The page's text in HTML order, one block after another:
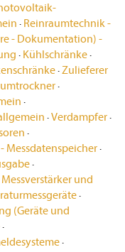
· Reinraumtechnik -
- Dokumentation) -
· Kühlschränke·
· Zulieferer
·
·
·Verdampfer·
·
Messdatenspeicher·
·
Messverstärker und
·
(Geräte und
·
·